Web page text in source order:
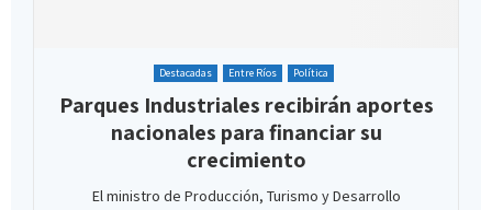
Destacadas Entre Ríos Política
Parques Industriales recibirán aportes
nacionales para financiar su
crecimiento
El ministro de Producción, Turismo y Desarrollo